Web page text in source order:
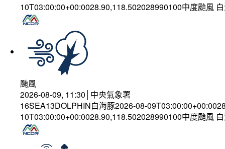
10T03:00:00+00:0028.90,118.502028990100中度颱風
颱風
2026-08-09, 11:30│中央氣象署
16SEA13DOLPHIN白海豚2026-08-
10T03:00:00+00:0028.90,118.502028990100中度颱風